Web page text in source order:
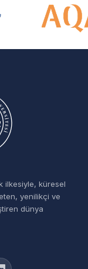
ve
ilkesiyle, küresel
yenilikçi ve
dünya